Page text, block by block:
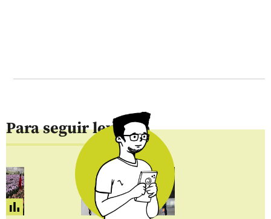
Para seguir leyendo